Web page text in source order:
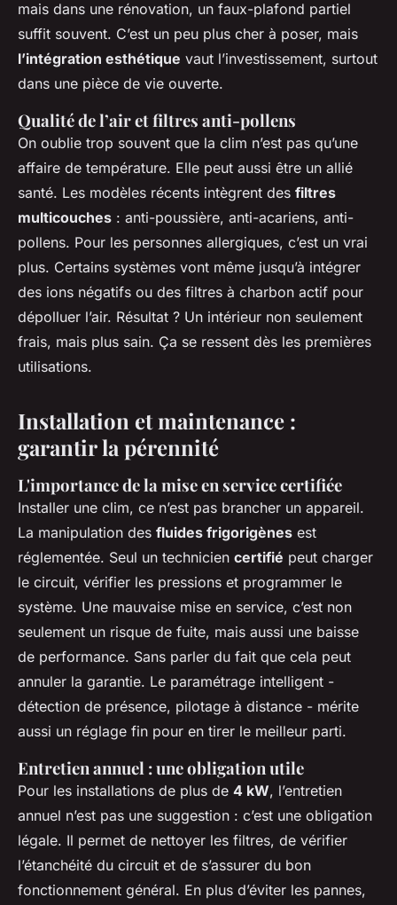
mais dans une rénovation, un faux-plafond partiel
suffit souvent. C’est un peu plus cher à poser, mais
l’intégration esthétique vaut l’investissement, surtout
dans une pièce de vie ouverte.
Qualité de l’air et filtres anti-pollens
On oublie trop souvent que la clim n’est pas qu’une
affaire de température. Elle peut aussi être un allié
santé. Les modèles récents intègrent des filtres
multicouches : anti-poussière, anti-acariens, anti-
pollens. Pour les personnes allergiques, c’est un vrai
plus. Certains systèmes vont même jusqu’à intégrer
des ions négatifs ou des filtres à charbon actif pour
dépolluer l’air. Résultat ? Un intérieur non seulement
frais, mais plus sain. Ça se ressent dès les premières
utilisations.
Installation et maintenance :
garantir la pérennité
L'importance de la mise en service certifiée
Installer une clim, ce n’est pas brancher un appareil.
La manipulation des fluides frigorigènes est
réglementée. Seul un technicien certifié peut charger
le circuit, vérifier les pressions et programmer le
système. Une mauvaise mise en service, c’est non
seulement un risque de fuite, mais aussi une baisse
de performance. Sans parler du fait que cela peut
annuler la garantie. Le paramétrage intelligent -
détection de présence, pilotage à distance - mérite
aussi un réglage fin pour en tirer le meilleur parti.
Entretien annuel : une obligation utile
Pour les installations de plus de 4 kW, l’entretien
annuel n’est pas une suggestion : c’est une obligation
légale. Il permet de nettoyer les filtres, de vérifier
l’étanchéité du circuit et de s’assurer du bon
fonctionnement général. En plus d’éviter les pannes,